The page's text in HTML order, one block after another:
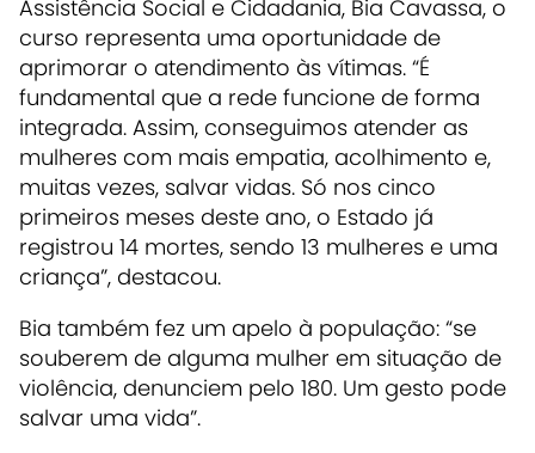
Assistência Social e Cidadania, Bia Cavassa, o
curso representa uma oportunidade de
aprimorar o atendimento às vítimas. “É
fundamental que a rede funcione de forma
integrada. Assim, conseguimos atender as
mulheres com mais empatia, acolhimento e,
muitas vezes, salvar vidas. Só nos cinco
primeiros meses deste ano, o Estado já
registrou 14 mortes, sendo 13 mulheres e uma
criança”, destacou.
Bia também fez um apelo à população: “se
souberem de alguma mulher em situação de
violência, denunciem pelo 180. Um gesto pode
salvar uma vida”.